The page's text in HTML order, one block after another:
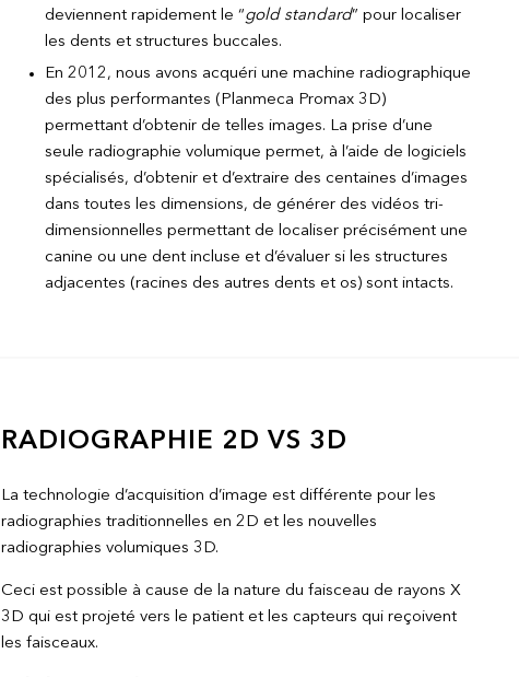
deviennent rapidement le “gold standard” pour localiser
les dents et structures buccales.
En 2012, nous avons acquéri une machine radiographique
des plus performantes (Planmeca Promax 3D)
permettant d’obtenir de telles images. La prise d’une
seule radiographie volumique permet, à l’aide de logiciels
spécialisés, d’obtenir et d’extraire des centaines d’images
dans toutes les dimensions, de générer des vidéos tri-
dimensionnelles permettant de localiser précisément une
canine ou une dent incluse et d’évaluer si les structures
adjacentes (racines des autres dents et os) sont intacts.
RADIOGRAPHIE 2D VS 3D
La technologie d’acquisition d’image est différente pour les
radiographies traditionnelles en 2D et les nouvelles
radiographies volumiques 3D.
Ceci est possible à cause de la nature du faisceau de rayons X
3D qui est projeté vers le patient et les capteurs qui reçoivent
les faisceaux.